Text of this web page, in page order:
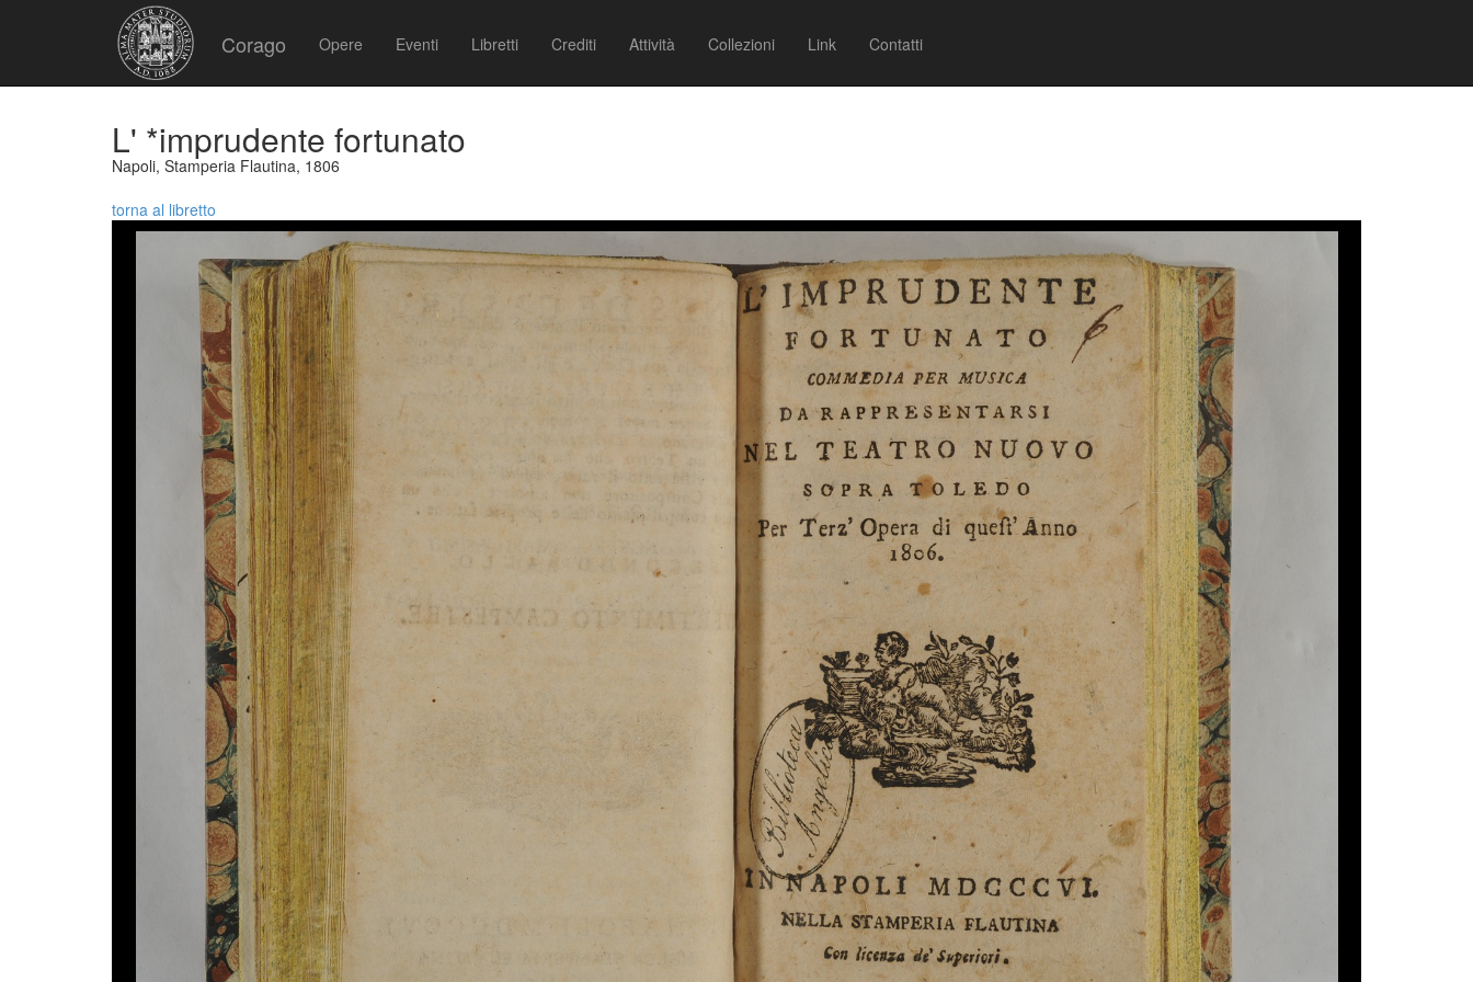
Corago Opere Eventi Libretti Crediti Attività Collezioni Link Contatti
L' *imprudente fortunato
Napoli, Stamperia Flautina, 1806
torna al libretto